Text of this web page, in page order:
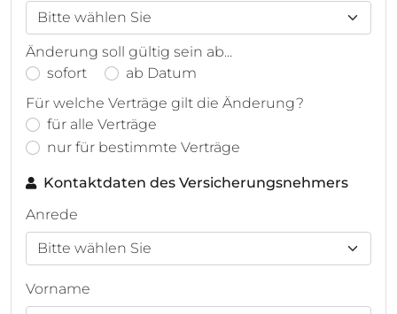
Änderung soll gültig sein ab...
sofort
ab Datum
Für welche Verträge gilt die Änderung?
für alle Verträge
nur für bestimmte Verträge
Kontaktdaten des Versicherungsnehmers
Anrede
Vorname